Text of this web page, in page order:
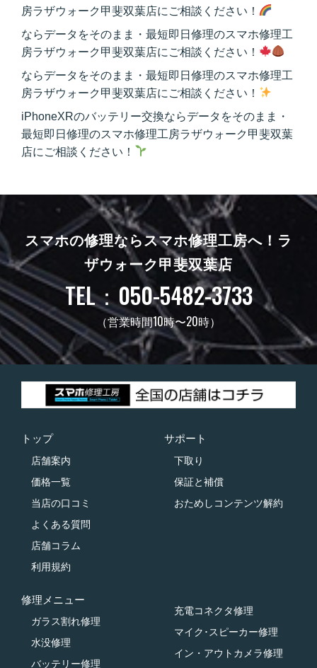
房ラザウォーク甲斐双葉店にご相談ください！
ならデータをそのまま・最短即日修理のスマホ修理工
房ラザウォーク甲斐双葉店にご相談ください！
ならデータをそのまま・最短即日修理のスマホ修理工
房ラザウォーク甲斐双葉店にご相談ください！
iPhoneXRのバッテリー交換ならデータをそのまま・
最短即日修理のスマホ修理工房ラザウォーク甲斐双葉
店にご相談ください！
スマホの修理ならスマホ修理工房へ！ ラ
ザウォーク甲斐双葉店
TEL：050-5482-3733
（営業時間10時〜20時）
トップ
店舗案内
価格一覧
当店の口コミ
よくある質問
店舗コラム
利用規約
サポート
下取り
保証と補償
おためしコンテンツ解約
修理メニュー
ガラス割れ修理
水没修理
バッテリー修理
充電コネクタ修理
マイク･スピーカー修理
イン・アウトカメラ修理